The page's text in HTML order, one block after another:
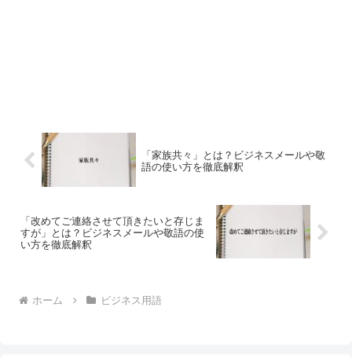
「家族共々」とは？ビジネスメールや敬
語の使い方を徹底解釈
「改めてご連絡させて頂きたいと存じま
すが」とは？ビジネスメールや敬語の使
い方を徹底解釈
ホーム ビジネス用語